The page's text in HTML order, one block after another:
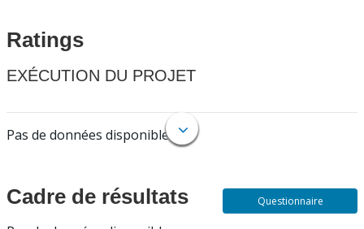
Ratings
EXÉCUTION DU PROJET
Pas de données disponibles.
Cadre de résultats Questionnaire